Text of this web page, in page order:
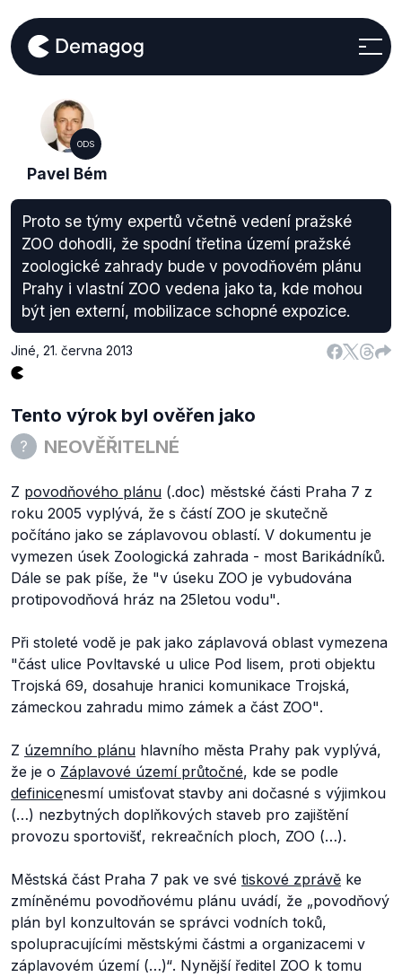
ODS
Pavel Bém
Proto se týmy expertů včetně vedení pražské
ZOO dohodli, že spodní třetina území pražské
zoologické zahrady bude v povodňovém plánu
Prahy i vlastní ZOO vedena jako ta, kde mohou
být jen externí, mobilizace schopné expozice.
Jiné 21. června 2013
Tento výrok byl ověřen jako
NEOVĚŘITELNÉ
Z povodňového plánu (.doc) městské části Praha 7 z
roku 2005 vyplývá, že s částí ZOO je skutečně
počítáno jako se záplavovou oblastí. V dokumentu je
vymezen úsek Zoologická zahrada - most Barikádníků.
Dále se pak píše, že "v úseku ZOO je vybudována
protipovodňová hráz na 25letou vodu".
Při stoleté vodě je pak jako záplavová oblast vymezena
"část ulice Povltavské u ulice Pod lisem, proti objektu
Trojská 69, dosahuje hranici komunikace Trojská,
zámeckou zahradu mimo zámek a část ZOO".
Z územního plánu hlavního města Prahy pak vyplývá,
že je o Záplavové území průtočné, kde se podle
definicenesmí umisťovat stavby ani dočasné s výjimkou
(…) nezbytných doplňkových staveb pro zajištění
provozu sportovišť, rekreačních ploch, ZOO (…).
Městská část Praha 7 pak ve své tiskové zprávě ke
zmíněnému povodňovému plánu uvádí, že „povodňový
plán byl konzultován se správci vodních toků,
spolupracujícími městskými částmi a organizacemi v
záplavovém území (…)“. Nynější ředitel ZOO k tomu